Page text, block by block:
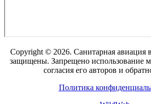
Copyright © 2026. Санитарная авиация
защищены. Запрещено использование
согласия его авторов и
Политика